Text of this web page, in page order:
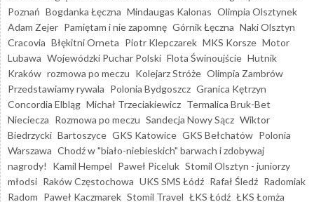
Poznań Bogdanka Łęczna Mindaugas Kalonas Olimpia Olsztynek
Adam Zejer Pamiętam i nie zapomnę Górnik Łęczna Naki Olsztyn
Cracovia Błękitni Orneta Piotr Klepczarek MKS Korsze Motor
Lubawa Wojewódzki Puchar Polski Flota Świnoujście Hutnik
Kraków rozmowa po meczu Kolejarz Stróże Olimpia Zambrów
Przedstawiamy rywala Polonia Bydgoszcz Granica Kętrzyn
Concordia Elbląg Michał Trzeciakiewicz Termalica Bruk-Bet
Nieciecza Rozmowa po meczu Sandecja Nowy Sącz Wiktor
Biedrzycki Bartoszyce GKS Katowice GKS Bełchatów Polonia
Warszawa Chodź w "biało-niebieskich" barwach i zdobywaj
nagrody!
Kamil Hempel Paweł Piceluk Stomil Olsztyn - juniorzy
młodsi Raków Częstochowa UKS SMS Łódź Rafał Śledź Radomiak
Radom Paweł Kaczmarek Stomil Travel ŁKS Łódź ŁKS Łomża